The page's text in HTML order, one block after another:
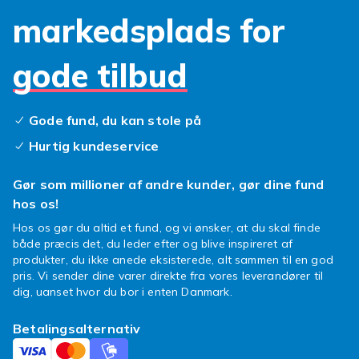
lynlåsbetrækker der kan maskinvaskes. Tykke
hynder på mindst 8 til 10 cm giver rygvenlig
komfort. Mange sofagrupper sælges uden
hynder, så du selv kan vælge farver der
Størrelse og placering
2,5x2,5 meter. Efterlad altid 60 til 80 cm fri
gangplads rundt om gruppen. Tilføjer du et
ekstraloungebordi siden og et par lænestole
skabes der en imødekommende og rummelig
loungezon.
Sofagruppe eller løse moduler
En færdig sofagruppe er nem at bestille og ser
sammenhængende ud fra starten.
markedsplads for
gode tilbud
Gode fund, du kan stole på
Hurtig kundeservice
Gør som millioner af andre kunder, gør dine fund
hos os!
Hos os gør du altid et fund, og vi ønsker, at du skal finde
både præcis det, du leder efter og blive inspireret af
produkter, du ikke anede eksisterede, alt sammen til en god
pris. Vi sender dine varer direkte fra vores leverandører til
dig, uanset hvor du bor i enten Danmark.
Betalingsalternativ